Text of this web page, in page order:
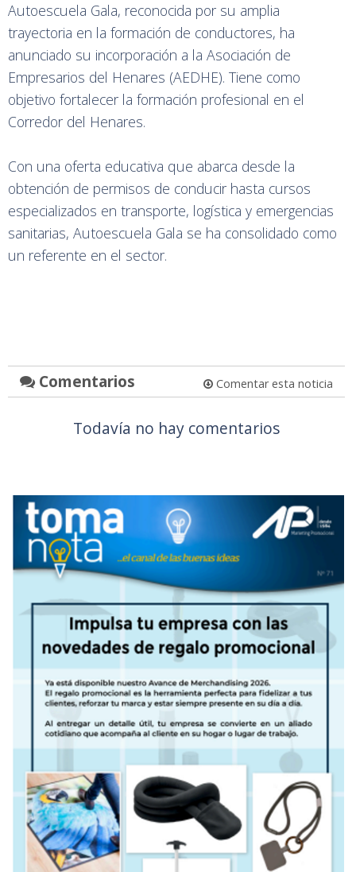
Autoescuela Gala, reconocida por su amplia
trayectoria en la formación de conductores, ha
anunciado su incorporación a la Asociación de
Empresarios del Henares (AEDHE). Tiene como
objetivo fortalecer la formación profesional en el
Corredor del Henares.
Con una oferta educativa que abarca desde la
obtención de permisos de conducir hasta cursos
especializados en transporte, logística y emergencias
sanitarias, Autoescuela Gala se ha consolidado como
un referente en el sector.
Comentarios Comentar esta noticia
Todavía no hay comentarios